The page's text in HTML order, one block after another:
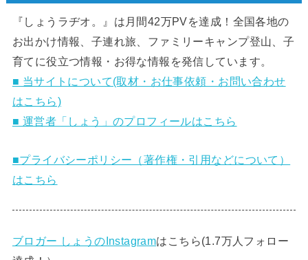
『しょうラヂオ。』は月間42万PVを達成！全国各地の
お出かけ情報、子連れ旅、ファミリーキャンプ登山、子
育てに役立つ情報・お得な情報を発信しています。
■ 当サイトについて(取材・お仕事依頼・お問い合わせ
はこちら)
■ 運営者「しょう」のプロフィールはこちら
■プライバシーポリシー（著作権・引用などについて）
はこちら
ブロガー しょうのInstagramはこちら(1.7万人フォロー